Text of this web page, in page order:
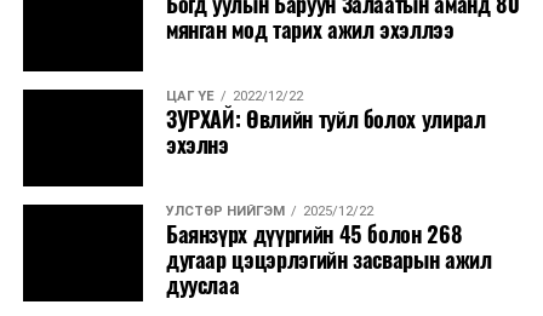
мянган мод тарих ажил эхэллээ
ЦАГ ҮЕ 2022/12/22
ЗУРХАЙ: Өвлийн туйл болох улирал
эхэлнэ
УЛСТӨР НИЙГЭМ 2025/12/22
Баянзүрх дүүргийн 45 болон 268
дугаар цэцэрлэгийн засварын ажил
дууслаа